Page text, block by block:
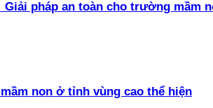
pháp an toàn cho trường mầm
non ở tỉnh vùng cao thể hiện